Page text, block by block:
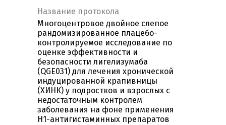
Название протокола
Многоцентровое двойное слепое
рандомизированное плацебо-
контролируемое исследование по
оценке эффективности и
безопасности лигелизумаба
(QGE031) для лечения хронической
индуцированной крапивницы
(ХИНК) у подростков и взрослых с
недостаточным контролем
заболевания на фоне применения
H1-антигистаминных препаратов